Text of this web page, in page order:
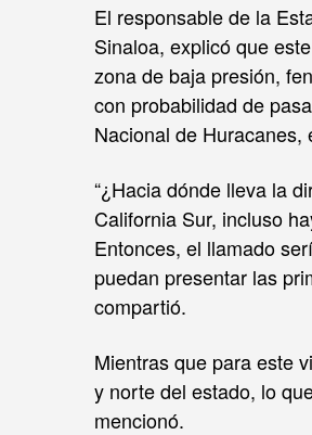
El responsable de la
Sinaloa, explicó que
zona de baja presión,
con probabilidad de
Nacional de
“¿Hacia dónde lleva la
California Sur, incluso
Entonces, el llamado
puedan presentar las
compartió.
Mientras que para este
y norte del estado, lo
mencionó.